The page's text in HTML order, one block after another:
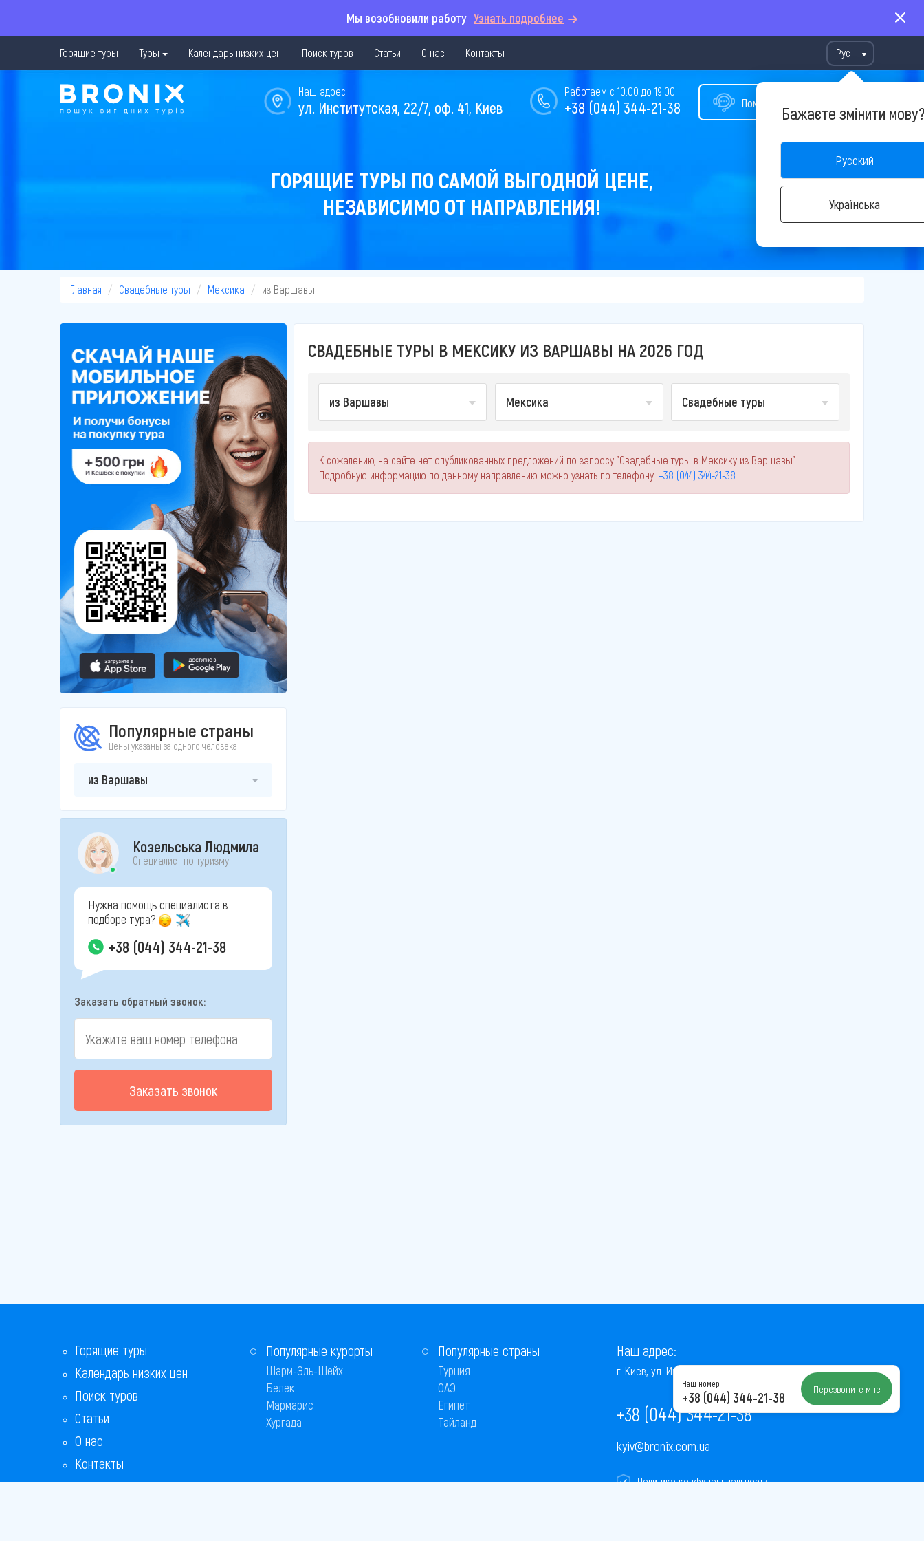
Мы возобновили работу Узнать подробнее
Горящие туры Туры Календарь низких цен Поиск туров Статьи О нас Контакты Рус
Бажаєте змінити
Русский
Українська
Помощь в подборе тура
Работаем с 10:00 до 19:00
+38 (044) 344-21-38
Наш адрес
ул. Институтская, 22/7, оф. 41, Киев
ГОРЯЩИЕ ТУРЫ ПО САМОЙ ВЫГОДНОЙ ЦЕНЕ,
НЕЗАВИСИМО ОТ НАПРАВЛЕНИЯ!
Главная Свадебные туры Мексика из Варшавы
Популярные страны
Цены указаны за одного человека
из Варшавы
Козельська Людмила
Специалист по туризму
Нужна помощь специалиста в
подборе тура?
+38 (044) 344-21-38
Заказать обратный звонок:
Заказать звонок
СВАДЕБНЫЕ ТУРЫ В МЕКСИКУ ИЗ ВАРШАВЫ НА 2026 ГОД
из Варшавы Мексика Свадебные туры
К сожалению, на сайте нет опубликованных предложений по запросу "Свадебные туры в Мексику из Варшавы".
Подробную информацию по данному направлению можно узнать по телефону: +38 (044) 344-21-38
Горящие туры
Календарь низких цен
Поиск туров
Статьи
О нас
Контакты
Бонусная программа
Популярные курорты
Шарм-Эль-Шейх
Белек
Мармарис
Хургада
Популярные страны
Турция
ОАЭ
Египет
Тайланд
Наш адрес:
г. Киев, ул. Институтская, 22/7, оф. 41
+38 (044) 344-21-38
kyiv@bronix.com.ua
Политика конфиденциальности
Наш номер:
+38 (044) 344-21-38 Перезвоните мне